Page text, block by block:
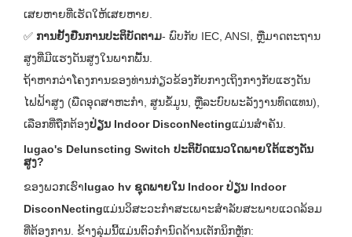
ເສຍຫາຍທີ່ເຮັດໃຫ້ເສຍຫາຍ.
✅ ການຢັ້ງຢືນການປະຕິບັດຕາມ- ພົບກັບ IEC, ANSI, ຫຼືມາດຕະຖານ
ສູງທີ່ມີແຮງດັນສູງໃນພາກພື້ນ.
ຖ້າຫາກວ່າໂຄງການຂອງທ່ານກ່ຽວຂ້ອງກັບກາງເຖິງກາງກັບແຮງດັນ
ໄຟຟ້າສູງ (ພືດອຸດສາຫະກໍາ, ສູນຂໍ້ມູນ, ຫຼືລະບົບພະລັງງານທົດແທນ),
ເລືອກທີ່ຖືກຕ້ອງປ່ຽນ Indoor DisconNectingແມ່ນສໍາຄັນ.
lugao's Delunscting Switch ປະຕິບັດແນວໃດພາຍໃຕ້ແຮງດັນ
ສູງ?
ຂອງພວກເຮົາlugao hv ຊຸດພາຍໃນ Indoor ປ່ຽນ Indoor
DisconNectingແມ່ນວິສະວະກໍາສະເພາະສໍາລັບສະພາບແວດລ້ອມ
ທີ່ຕ້ອງການ. ຂ້າງລຸ່ມນີ້ແມ່ນຕົວກໍານົດດ້ານເຕັກນິກຫຼັກ: